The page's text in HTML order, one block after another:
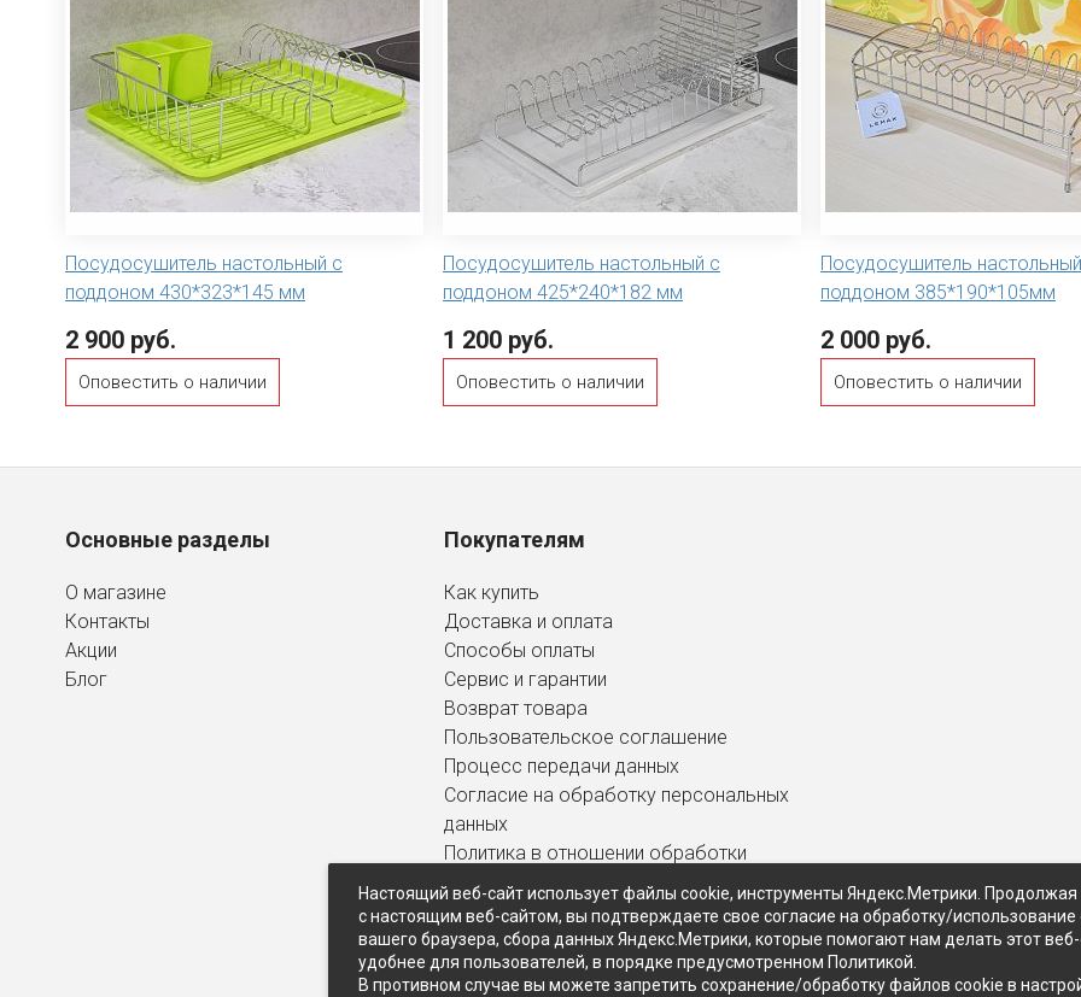
Посудосушитель настольный с
поддоном 430*323*145 мм
2 900 руб.
Оповестить о наличии
Посудосушитель настольный с
поддоном 425*240*182 мм
1 200 руб.
Оповестить о наличии
Посудосушитель
поддоном 385*190*105мм
2 000 руб.
Оповестить о наличии
Основные разделы
О магазине
Контакты
Акции
Блог
Покупателям
Как купить
Доставка и оплата
Способы оплаты
Сервис и гарантии
Возврат товара
Пользовательское соглашение
Процесс передачи данных
Согласие на обработку персональных
данных
Политика в отношении обработки
персональных данных
Настоящий веб-сайт использует файлы cookie, инструменты Яндекс.Метрики. Продолжая
с настоящим веб-сайтом, вы подтверждаете свое согласие на обработку/использование
вашего браузера, сбора данных Яндекс.Метрики, которые помогают нам делать этот
удобнее для пользователей, в порядке предусмотренном Политикой.
В противном случае вы можете запретить сохранение/обработку файлов cookie в